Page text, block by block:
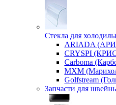
Стекла для
ARIADA
CRYSPI
Carboma
MXM
Golfstream
Запчасти для